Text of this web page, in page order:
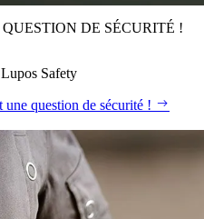
DE SÉCURITÉ !
Safety
une question de sécurité !